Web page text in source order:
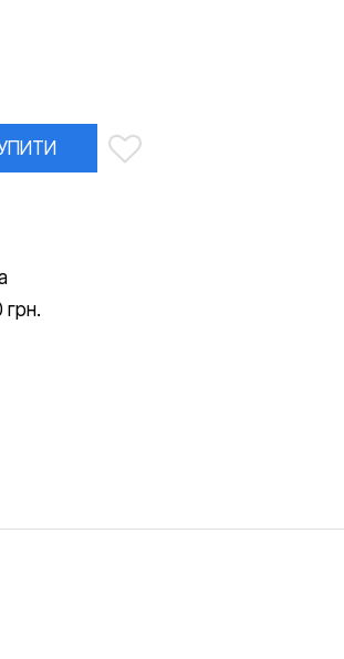
грн.